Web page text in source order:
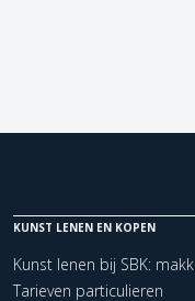
KUNST LENEN EN KOPEN
Kunst lenen bij SBK:
Tarieven particulieren